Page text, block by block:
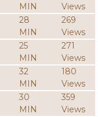
MIN
Views
28
MIN
269
Views
25
MIN
271
Views
32
MIN
180
Views
30
MIN
359
Views